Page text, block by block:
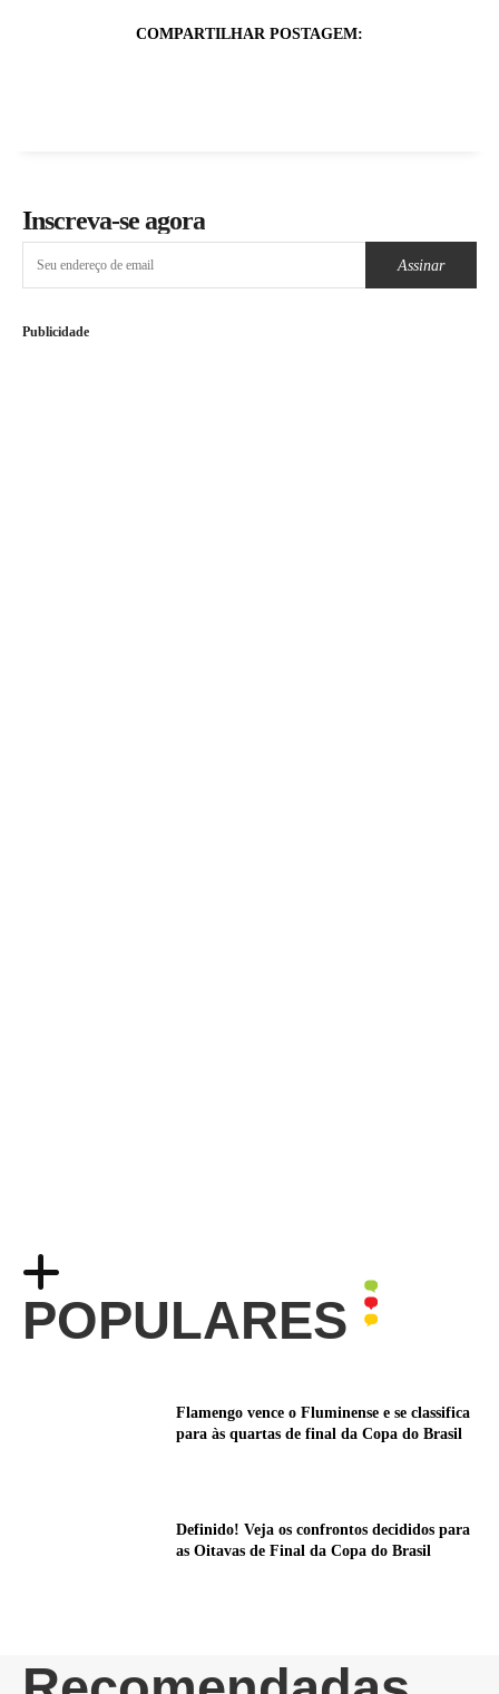
COMPARTILHAR POSTAGEM:
Inscreva-se agora
Assinar
Publicidade
POPULARES
Flamengo vence o Fluminense e se classifica
para às quartas de final da Copa do Brasil
Definido! Veja os confrontos decididos para
as Oitavas de Final da Copa do Brasil